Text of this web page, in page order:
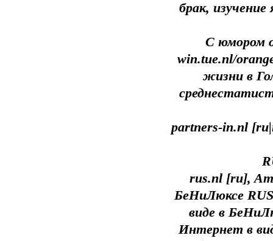
брак,
С юмором
win.tue.nl/
жизни в
partners-in.nl
rus.nl [ru],
БеНиЛюксе
виде в
Интернет в